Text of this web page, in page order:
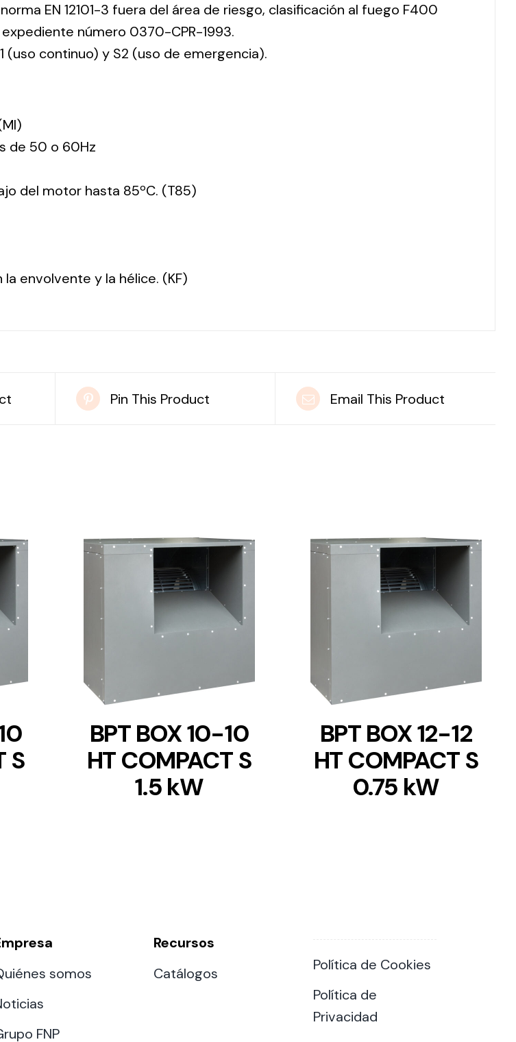
EN 12101-3 fuera del área de riesgo, clasificación al fuego F400
expediente número 0370-CPR-1993.
(uso continuo) y S2 (uso de emergencia).
de 50 o 60Hz
del motor hasta 85ºC. (T85)
envolvente y la hélice. (KF)
Pin This Product Email This Product
S
DETAILS
BPT BOX 10-10
HT COMPACT S
1.5 kW
DETAILS
BPT BOX 12-12
HT COMPACT S
0.75 kW
somos
FNP
Recursos
Catálogos
Política de Cookies
Política de
Privacidad